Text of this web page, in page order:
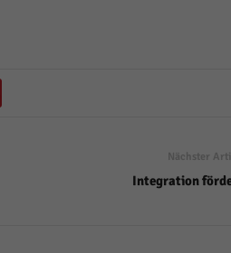
Nächster
Integration
und Social-Media-Plattformen werden
Medien akzeptiert werden, bedarf der Zugriff